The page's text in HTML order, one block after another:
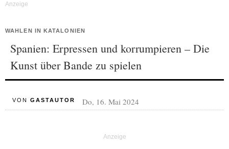
WAHLEN IN KATALONIEN
Spanien: Erpressen und korrumpieren – Die
Kunst über Bande zu spielen
VON GASTAUTOR Do, 16. Mai 2024